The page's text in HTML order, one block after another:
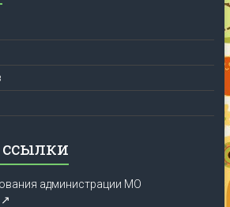
администрации МО
↗